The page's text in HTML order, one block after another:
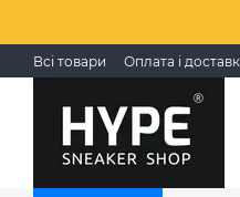
Всі товари Оплата і